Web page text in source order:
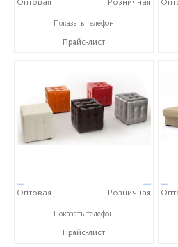
+7 (910) 652-89-53 Александра
Показать телефон
Прайс-лист
—
Оптовая
—
Розничная
+7 (910) 652-89-53 Александра
Показать телефон
Прайс-лист
—